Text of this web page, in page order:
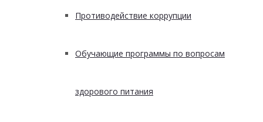
Противодействие коррупции
Обучающие программы по вопросам
здорового питания